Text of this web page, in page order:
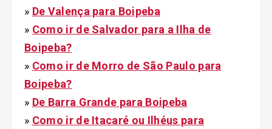
» De Valença para Boipeba
» Como ir de Salvador para a Ilha de
Boipeba?
» Como ir de Morro de São Paulo para
Boipeba?
» De Barra Grande para Boipeba
» Como ir de Itacaré ou Ilhéus para